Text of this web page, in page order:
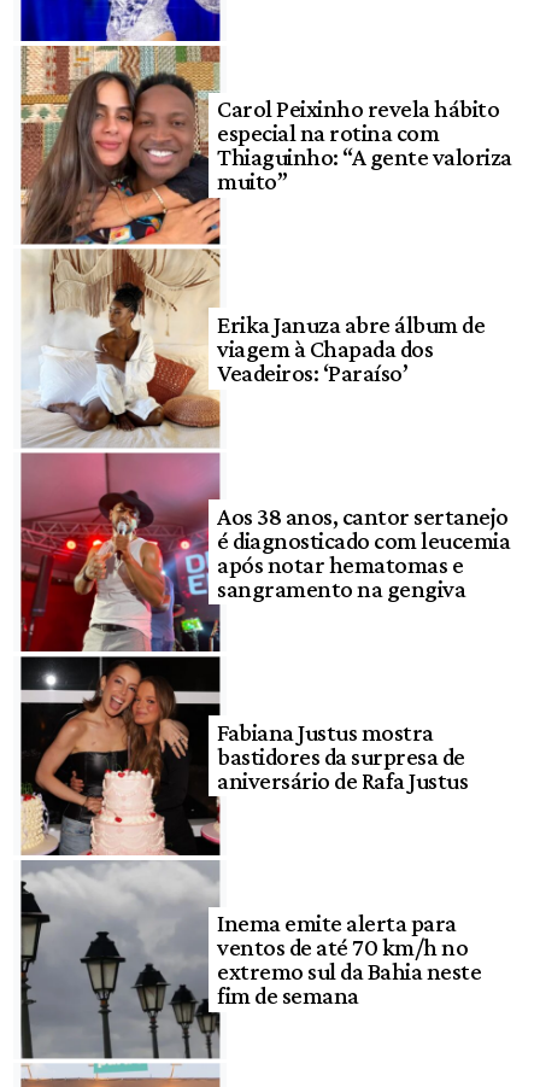
Carol Peixinho revela hábito
especial na rotina com
Thiaguinho: “A gente valoriza
muito”
Erika Januza abre álbum de
viagem à Chapada dos
Veadeiros: ‘Paraíso’
Aos 38 anos, cantor sertanejo
é diagnosticado com leucemia
após notar hematomas e
sangramento na gengiva
Fabiana Justus mostra
bastidores da surpresa de
aniversário de Rafa Justus
Inema emite alerta para
ventos de até 70 km/h no
extremo sul da Bahia neste
fim de semana